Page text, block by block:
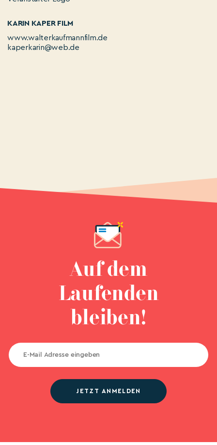
KARIN KAPER FILM
www.walterkaufmannfilm.de
kaperkarin@web.de
Auf dem
Laufenden
bleiben!
JETZT ANMELDEN